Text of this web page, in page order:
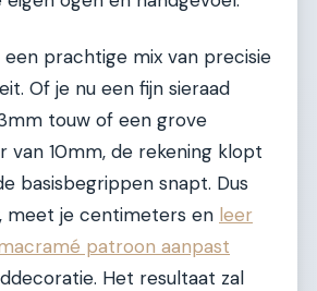
een prachtige mix van precisie
Of je nu een fijn sieraad
touw of een grove
van 10mm, de rekening klopt
basisbegrippen snapt. Dus
meet je centimeters en leer
patroon aanpast
Het resultaat zal